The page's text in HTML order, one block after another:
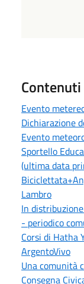
Evento
Dichiarazione
Evento
Sportello
(ultima data
Lambro
In
- periodico
Corsi di Hatha
ArgentoVivo
Una comunità
Consegna